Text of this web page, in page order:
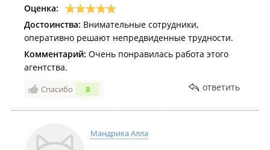
Оценка:
Достоинства: Внимательные сотрудники,
оперативно решают непредвиденные трудности.
Комментарий: Очень понравилась работа этого
агентства.
Спасибо 8 ответить
Мандрика Алла